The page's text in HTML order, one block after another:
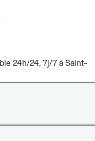
24h/24, 7j/7 à Saint-